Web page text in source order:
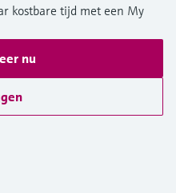
kostbare tijd met een My
nu